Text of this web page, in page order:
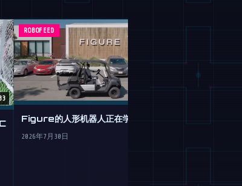
ROBOFEED
Figure的人形机器人正在学习驾驶
2026年7月30日